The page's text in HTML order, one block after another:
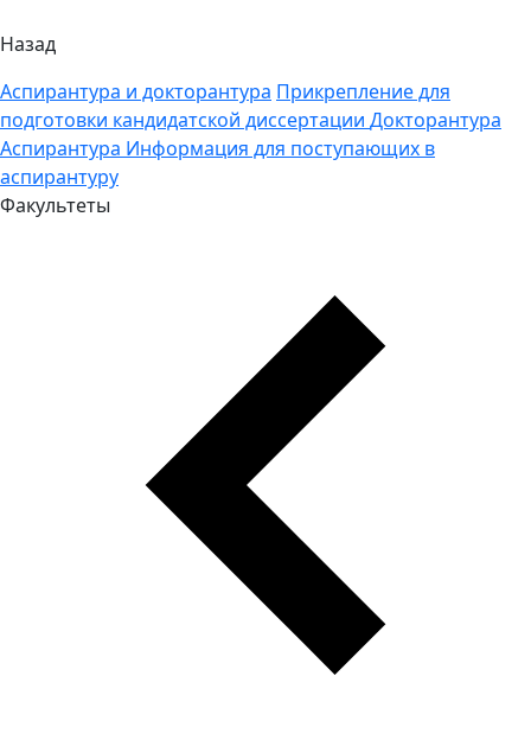
Назад
Аспирантура и докторантура Прикрепление для
подготовки кандидатской диссертации Докторантура
Аспирантура Информация для поступающих в
аспирантуру
Факультеты